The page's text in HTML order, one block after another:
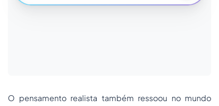
O pensamento realista também ressoou no mundo